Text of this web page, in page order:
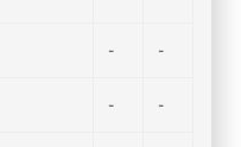
- -
- -